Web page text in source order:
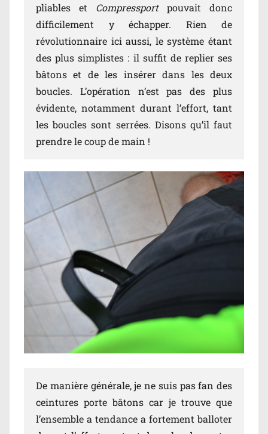
pliables et Compressport pouvait donc
difficilement y échapper. Rien de
révolutionnaire ici aussi, le système étant
des plus simplistes : il suffit de replier ses
bâtons et de les insérer dans les deux
boucles. L’opération n’est pas des plus
évidente, notamment durant l’effort, tant
les boucles sont serrées. Disons qu’il faut
prendre le coup de main !
De manière générale, je ne suis pas fan des
ceintures porte bâtons car je trouve que
l’ensemble a tendance a fortement balloter